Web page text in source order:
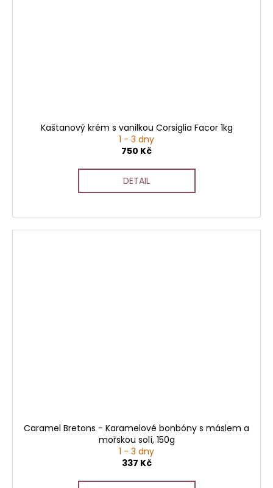
Kaštanový krém s vanilkou Corsiglia Facor 1kg
1 - 3 dny
750 Kč
DETAIL
Caramel Bretons - Karamelové bonbóny s máslem a
mořskou solí, 150g
1 - 3 dny
337 Kč